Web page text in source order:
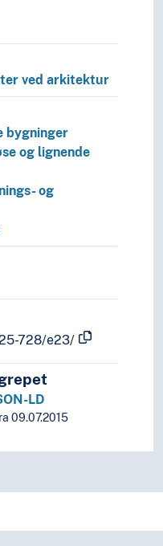
ved arkitektur
bygninger
og lignende
og
728/e23/
LD
09.07.2015